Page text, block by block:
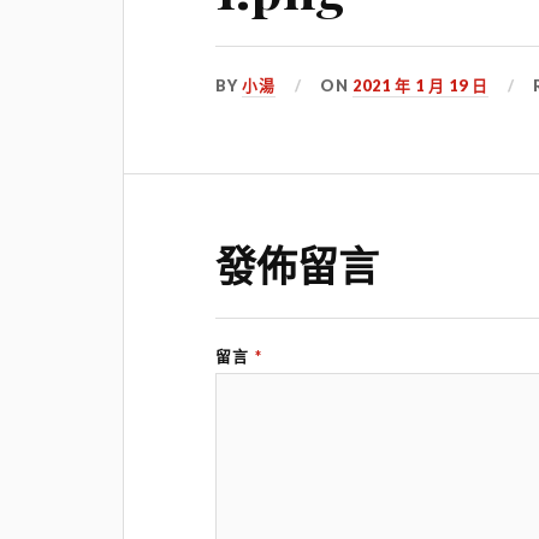
BY小湯 ON 2021 年 1 月 19 日
發佈留言
留言 *